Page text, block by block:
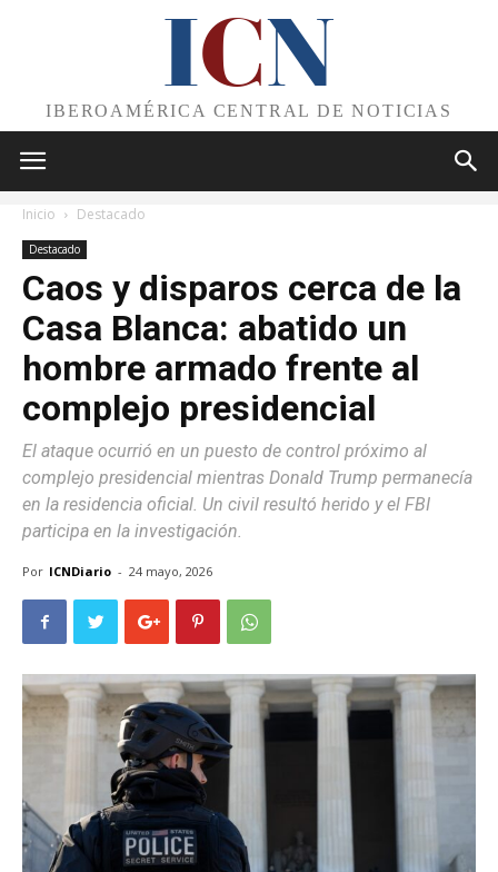
ICN
IBEROAMÉRICA CENTRAL DE NOTICIAS
Inicio Destacado
Destacado
Caos y disparos cerca de la
Casa Blanca: abatido un
hombre armado frente al
complejo presidencial
El ataque ocurrió en un puesto de control próximo al
complejo presidencial mientras Donald Trump permanecía
en la residencia oficial. Un civil resultó herido y el FBI
participa en la investigación.
Por ICNDiario - 24 mayo, 2026